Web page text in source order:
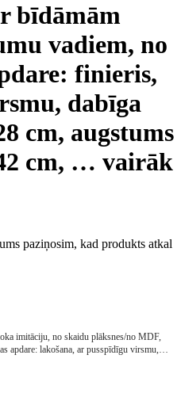
bīdāmām
vadiem, no
finieris,
dabīga
cm, augstums
cm, … vairāk
paziņosim, kad produkts atkal
imitāciju, no skaidu plāksnes/no MDF,
apdare: lakošana, ar pusspīdīgu virsmu,
71 cm, dziļums 42 cm